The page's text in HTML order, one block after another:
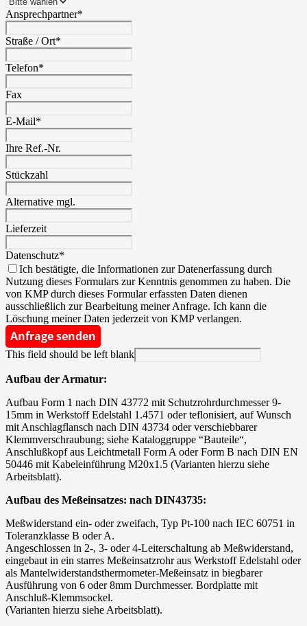
Ansprechpartner*
Straße / Ort*
Telefon*
Fax
E-Mail*
Ihre Ref.-Nr.
Stückzahl
Alternative mgl.
Lieferzeit
Datenschutz*
Ich bestätigte, die Informationen zur Datenerfassung durch
Nutzung dieses Formulars zur Kenntnis genommen zu haben. Die
von KMP durch dieses Formular erfassten Daten dienen
ausschließlich zur Bearbeitung meiner Anfrage. Ich kann die
Löschung meiner Daten jederzeit von KMP verlangen.
Anfrage senden
This field should be left blank
Aufbau der Armatur:
Aufbau Form 1 nach DIN 43772 mit Schutzrohrdurchmesser 9-
15mm in Werkstoff Edelstahl 1.4571 oder teflonisiert, auf Wunsch
mit Anschlagflansch nach DIN 43734 oder verschiebbarer
Klemmverschraubung; siehe Kataloggruppe “Bauteile“,
Anschlußkopf aus Leichtmetall Form A oder Form B nach DIN EN
50446 mit Kabeleinführung M20x1.5 (Varianten hierzu siehe
Arbeitsblatt).
Aufbau des Meßeinsatzes: nach DIN43735:
Meßwiderstand ein- oder zweifach, Typ Pt-100 nach IEC 60751 in
Toleranzklasse B oder A.
Angeschlossen in 2-, 3- oder 4-Leiterschaltung ab Meßwiderstand,
eingebaut in ein starres Meßeinsatzrohr aus Werkstoff Edelstahl oder
als Mantelwiderstandsthermometer-Meßeinsatz in biegbarer
Ausführung von 6 oder 8mm Durchmesser. Bordplatte mit
Anschluß-Klemmsockel.
(Varianten hierzu siehe Arbeitsblatt).